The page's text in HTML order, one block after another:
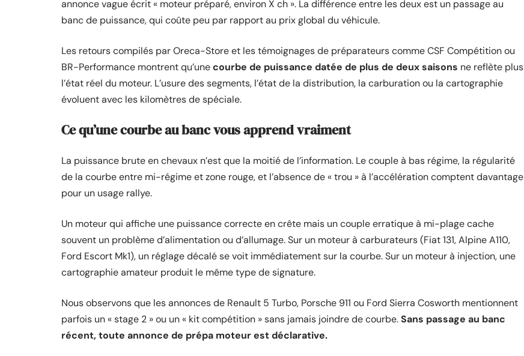
annonce vague écrit « moteur préparé, environ X ch ». La différence entre les deux est un passage au
banc de puissance, qui coûte peu par rapport au prix global du véhicule.
Les retours compilés par Oreca-Store et les témoignages de préparateurs comme CSF Compétition ou
BR-Performance montrent qu’unecourbe de puissance datée de plus de deux saisons ne reflète plus
l’état réel du moteur. L’usure des segments, l’état de la distribution, la carburation ou la cartographie
évoluent avec les kilomètres de spéciale.
Ce qu’une courbe au banc vous apprend vraiment
La puissance brute en chevaux n’est que la moitié de l’information. Le couple à bas régime, la régularité
de la courbe entre mi-régime et zone rouge, et l’absence de « trou » à l’accélération comptent davantage
pour un usage rallye.
Un moteur qui affiche une puissance correcte en crête mais un couple erratique à mi-plage cache
souvent un problème d’alimentation ou d’allumage. Sur un moteur à carburateurs (Fiat 131, Alpine A110,
Ford Escort Mk1), un réglage décalé se voit immédiatement sur la courbe. Sur un moteur à injection, une
cartographie amateur produit le même type de signature.
Nous observons que les annonces de Renault 5 Turbo, Porsche 911 ou Ford Sierra Cosworth mentionnent
parfois un « stage 2 » ou un « kit compétition » sans jamais joindre de courbe.Sans passage au banc
récent, toute annonce de prépa moteur est déclarative.